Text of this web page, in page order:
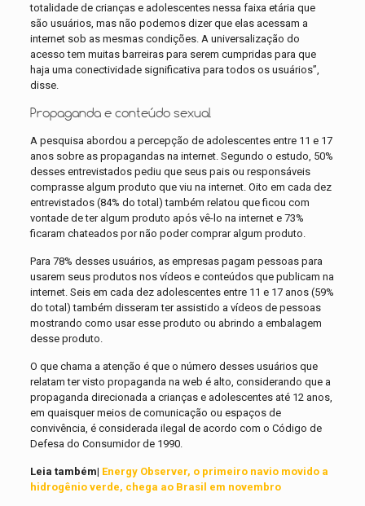
totalidade de crianças e adolescentes nessa faixa etária que
são usuários, mas não podemos dizer que elas acessam a
internet sob as mesmas condições. A universalização do
acesso tem muitas barreiras para serem cumpridas para que
haja uma conectividade significativa para todos os usuários”,
disse.
Propaganda e conteúdo sexual
A pesquisa abordou a percepção de adolescentes entre 11 e 17
anos sobre as propagandas na internet. Segundo o estudo, 50%
desses entrevistados pediu que seus pais ou responsáveis
comprasse algum produto que viu na internet. Oito em cada dez
entrevistados (84% do total) também relatou que ficou com
vontade de ter algum produto após vê-lo na internet e 73%
ficaram chateados por não poder comprar algum produto.
Para 78% desses usuários, as empresas pagam pessoas para
usarem seus produtos nos vídeos e conteúdos que publicam na
internet. Seis em cada dez adolescentes entre 11 e 17 anos (59%
do total) também disseram ter assistido a vídeos de pessoas
mostrando como usar esse produto ou abrindo a embalagem
desse produto.
O que chama a atenção é que o número desses usuários que
relatam ter visto propaganda na web é alto, considerando que a
propaganda direcionada a crianças e adolescentes até 12 anos,
em quaisquer meios de comunicação ou espaços de
convivência, é considerada ilegal de acordo com o Código de
Defesa do Consumidor de 1990.
Leia também| Energy Observer, o primeiro navio movido a
hidrogênio verde, chega ao Brasil em novembro